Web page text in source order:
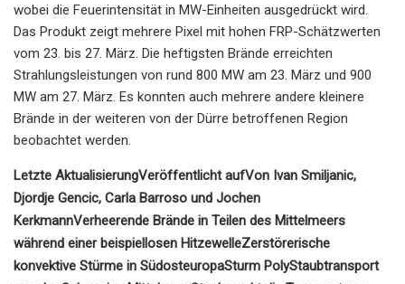
wobei die Feuerintensität in MW-Einheiten ausgedrückt wird.
Das Produkt zeigt mehrere Pixel mit hohen FRP-Schätzwerten
vom 23. bis 27. März. Die heftigsten Brände erreichten
Strahlungsleistungen von rund 800 MW am 23. März und 900
MW am 27. März. Es konnten auch mehrere andere kleinere
Brände in der weiteren von der Dürre betroffenen Region
beobachtet werden.
Letzte AktualisierungVeröffentlicht aufVon Ivan Smiljanic,
Djordje Gencic, Carla Barroso und Jochen
KerkmannVerheerende Brände in Teilen des Mittelmeers
während einer beispiellosen HitzewelleZerstörerische
konvektive Stürme in SüdosteuropaSturm PolyStaubtransport